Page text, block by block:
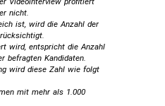
nicht.
ist, wird die Anzahl der
wird, entspricht die Anzahl
befragten Kandidaten.
wird diese Zahl wie folgt
mit mehr als 1.000